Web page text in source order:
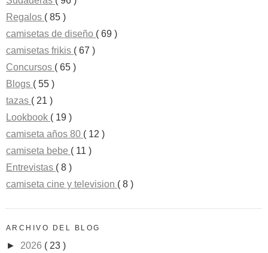
Regalos ( 85 )
camisetas de diseño ( 69 )
camisetas frikis ( 67 )
Concursos ( 65 )
Blogs ( 55 )
tazas ( 21 )
Lookbook ( 19 )
camiseta años 80 ( 12 )
camiseta bebe ( 11 )
Entrevistas ( 8 )
camiseta cine y television ( 8 )
ARCHIVO DEL BLOG
► 2026 ( 23 )